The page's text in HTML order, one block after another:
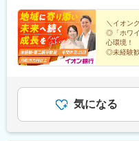
尾上の松駅、西宮北口
駅(阪急線)、福山駅、東
駅(広島県)、東津山駅、
浜駅(島根県)、文化の森
気駅、古泉駅、新居浜駅
駅、牧駅(大分県)、西大
尾駅(熊本県)、原水駅、
駅(長崎県)、宮崎神宮駅
船橋駅、下総中山駅、
社HPをご覧ください！
駅、新井宿駅、新津田沼
毛海岸駅、稲毛駅、鎌
タウン中央駅、八千代
シーサイド駅、武蔵引田
武練馬駅、小川町駅(東
合ケ丘駅、京急久里浜
駅、亀田駅、青山駅、
＼イオン
◎「ホワ
心環境！
◎未経験歓
◎月給28
◎外訪なし
◎多彩な
気になる